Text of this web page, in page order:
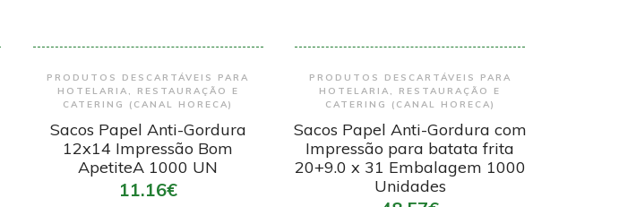
Encomendar
PRODUTOS DESCARTÁVEIS PARA
HOTELARIA, RESTAURAÇÃO E
CATERING (CANAL HORECA)
Sacos Papel Anti-Gordura
12x14 Impressão Bom
ApetiteA 1000 UN
11.16€
Encomendar
PRODUTOS DESCARTÁVEIS PARA
HOTELARIA, RESTAURAÇÃO E
CATERING (CANAL HORECA)
Sacos Papel Anti-Gordura com
Impressão para batata frita
20+9.0 x 31 Embalagem 1000
Unidades